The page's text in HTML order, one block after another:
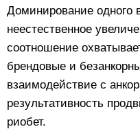
Доминирование одного
неестественное
соотношение
брендовые и
взаимодействие с
результативность
риобет.